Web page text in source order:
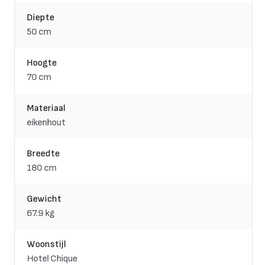
Diepte
50 cm
Hoogte
70 cm
Materiaal
eikenhout
Breedte
180 cm
Gewicht
67.9 kg
Woonstijl
Hotel Chique